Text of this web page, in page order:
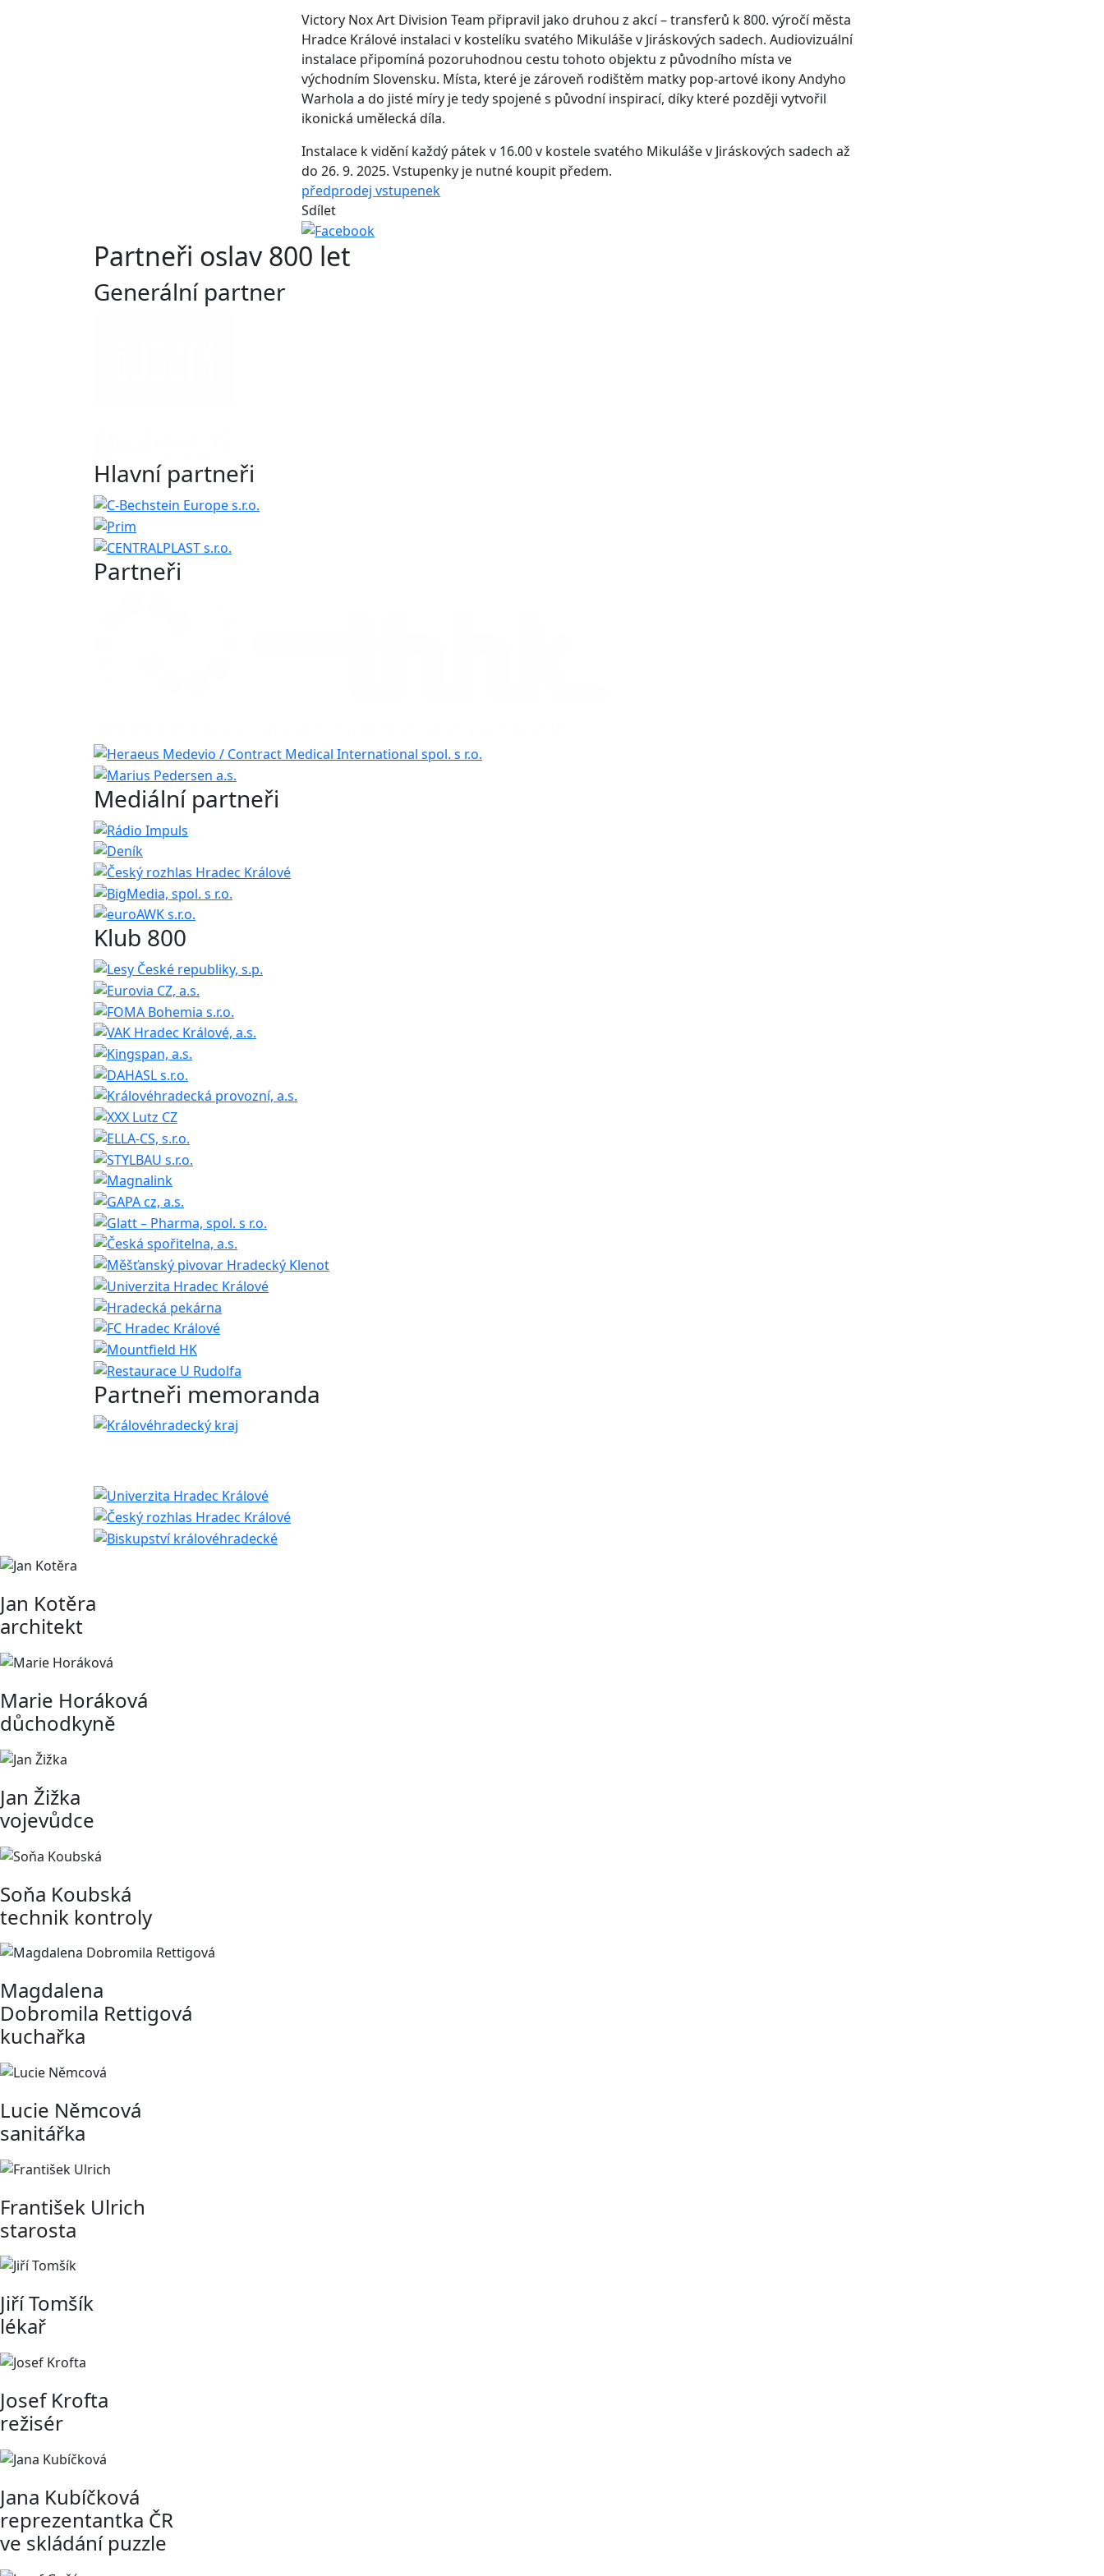
Victory Nox Art Division Team připravil jako druhou z akcí – transferů k 800. výročí města
Hradce Králové instalaci v kostelíku svatého Mikuláše v Jiráskových sadech. Audiovizuální
instalace připomíná pozoruhodnou cestu tohoto objektu z původního místa ve
východním Slovensku. Místa, které je zároveň rodištěm matky pop-artové ikony Andyho
Warhola a do jisté míry je tedy spojené s původní inspirací, díky které později vytvořil
ikonická umělecká díla.
Instalace k vidění každý pátek v 16.00 v kostele svatého Mikuláše v Jiráskových sadech až
do 26. 9. 2025. Vstupenky je nutné koupit předem.
předprodej vstupenek
Sdílet
Partneři oslav 800 let
Generální partner
Hlavní partneři
Partneři
Mediální partneři
Klub 800
Partneři memoranda
Jan Kotěra
architekt
Marie Horáková
důchodkyně
Jan Žižka
vojevůdce
Soňa Koubská
technik kontroly
Magdalena
Dobromila Rettigová
kuchařka
Lucie Němcová
sanitářka
František Ulrich
starosta
Jiří Tomšík
lékař
Josef Krofta
režisér
Jana Kubíčková
reprezentantka ČR
ve skládání puzzle